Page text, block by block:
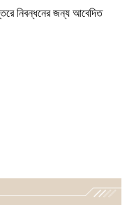
নিবন্ধনের জন্য আবেদিত